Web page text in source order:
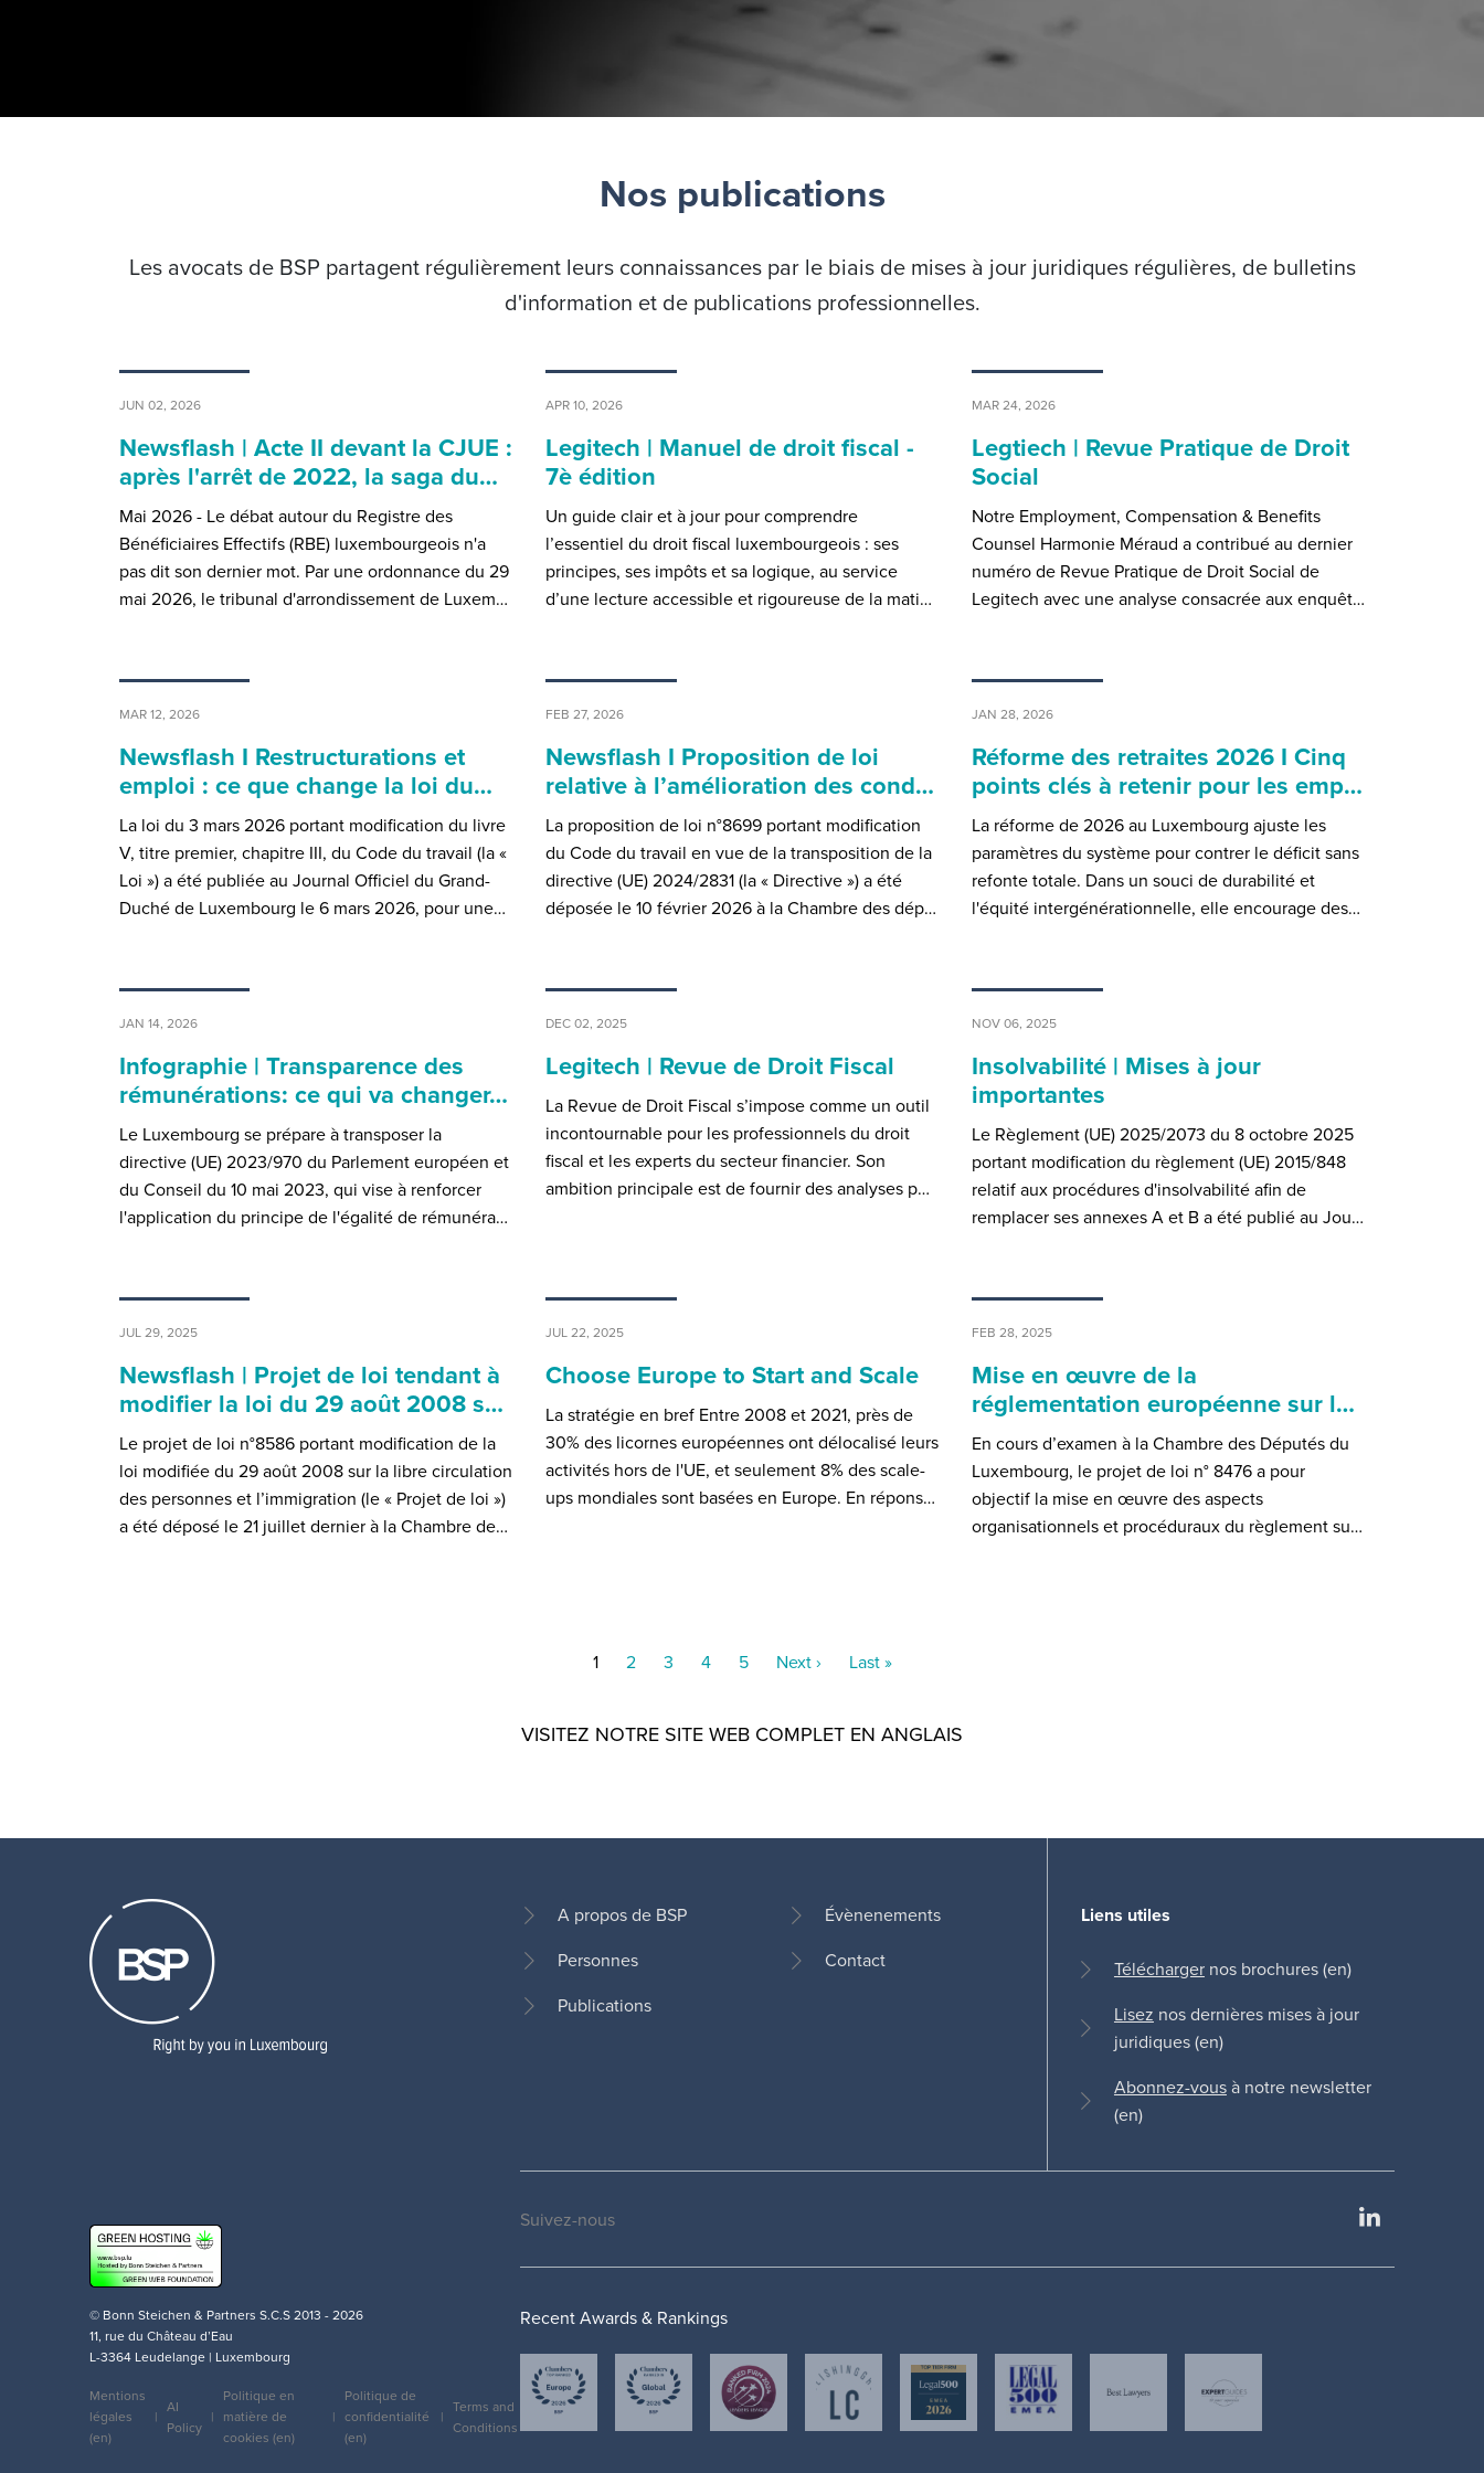
Nos publications
Les avocats de BSP partagent régulièrement leurs connaissances par le biais de mises à jour juridiques régulières, de bulletins
d'information et de publications professionnelles.
JUN 02, 2026
Newsflash | Acte II devant la CJUE :
après l'arrêt de 2022, la saga du…
Mai 2026 - Le débat autour du Registre des
Bénéficiaires Effectifs (RBE) luxembourgeois n'a
pas dit son dernier mot. Par une ordonnance du 29
mai 2026, le tribunal d'arrondissement de Luxem…
APR 10, 2026
Legitech | Manuel de droit fiscal -
7è édition
Un guide clair et à jour pour comprendre
l’essentiel du droit fiscal luxembourgeois : ses
principes, ses impôts et sa logique, au service
d’une lecture accessible et rigoureuse de la mati…
MAR 24, 2026
Legtiech | Revue Pratique de Droit
Social
Notre Employment, Compensation & Benefits
Counsel Harmonie Méraud a contribué au dernier
numéro de Revue Pratique de Droit Social de
Legitech avec une analyse consacrée aux enquêt…
MAR 12, 2026
Newsflash I Restructurations et
emploi : ce que change la loi du…
La loi du 3 mars 2026 portant modification du livre
V, titre premier, chapitre III, du Code du travail (la «
Loi ») a été publiée au Journal Officiel du Grand-
Duché de Luxembourg le 6 mars 2026, pour une…
FEB 27, 2026
Newsflash I Proposition de loi
relative à l’amélioration des cond…
La proposition de loi n°8699 portant modification
du Code du travail en vue de la transposition de la
directive (UE) 2024/2831 (la « Directive ») a été
déposée le 10 février 2026 à la Chambre des dép…
JAN 28, 2026
Réforme des retraites 2026 I Cinq
points clés à retenir pour les emp…
La réforme de 2026 au Luxembourg ajuste les
paramètres du système pour contrer le déficit sans
refonte totale. Dans un souci de durabilité et
l'équité intergénérationnelle, elle encourage des…
JAN 14, 2026
Infographie | Transparence des
rémunérations: ce qui va changer…
Le Luxembourg se prépare à transposer la
directive (UE) 2023/970 du Parlement européen et
du Conseil du 10 mai 2023, qui vise à renforcer
l'application du principe de l'égalité de rémunéra…
DEC 02, 2025
Legitech | Revue de Droit Fiscal
La Revue de Droit Fiscal s’impose comme un outil
incontournable pour les professionnels du droit
fiscal et les experts du secteur financier. Son
ambition principale est de fournir des analyses p…
NOV 06, 2025
Insolvabilité | Mises à jour
importantes
Le Règlement (UE) 2025/2073 du 8 octobre 2025
portant modification du règlement (UE) 2015/848
relatif aux procédures d'insolvabilité afin de
remplacer ses annexes A et B a été publié au Jou…
JUL 29, 2025
Newsflash | Projet de loi tendant à
modifier la loi du 29 août 2008 s…
Le projet de loi n°8586 portant modification de la
loi modifiée du 29 août 2008 sur la libre circulation
des personnes et l’immigration (le « Projet de loi »)
a été déposé le 21 juillet dernier à la Chambre de…
JUL 22, 2025
Choose Europe to Start and Scale
La stratégie en bref Entre 2008 et 2021, près de
30% des licornes européennes ont délocalisé leurs
activités hors de l'UE, et seulement 8% des scale-
ups mondiales sont basées en Europe. En répons…
FEB 28, 2025
Mise en œuvre de la
réglementation européenne sur l…
En cours d’examen à la Chambre des Députés du
Luxembourg, le projet de loi n° 8476 a pour
objectif la mise en œuvre des aspects
organisationnels et procéduraux du règlement su…
Current
1 Page
2 Page
3 Page
4 Page
5
Next
Next ›
Last
Last »
VISITEZ NOTRE SITE WEB COMPLET EN ANGLAIS
Pied
de
A propos de BSP
Personnes
Publications
Évènenements
Contact
Liens utiles
Télécharger nos brochures (en)
Lisez nos dernières mises à jour
juridiques (en)
Abonnez-vousà notre newsletter
(en)
© Bonn Steichen & Partners S.C.S 2013 - 2026
11, rue du Château d’Eau
L-3364 Leudelange | Luxembourg
Legal
Mentions
légales
(en)
AI
Policy
Politique en
matière de
cookies (en)
Politique de
confidentialité
(en)
Terms and
Conditions
Social
medias
Suivez-nous
Recent Awards & Rankings